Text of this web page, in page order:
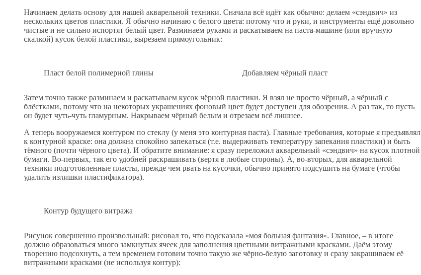
Начинаем делать основу для нашей акварельной техники. Сначала всё идёт как обычно: делаем «сэндвич» из
нескольких цветов пластики. Я обычно начинаю с белого цвета: потому что и руки, и инструменты ещё довольно
чистые и не сильно испортят белый цвет. Разминаем руками и раскатываем на паста-машине (или вручную
скалкой) кусок белой пластики, вырезаем прямоугольник:
Пласт белой полимерной глины Добавляем чёрный пласт
Затем точно также разминаем и раскатываем кусок чёрной пластики. Я взял не просто чёрный, а чёрный с
блёстками, потому что на некоторых украшениях фоновый цвет будет доступен для обозрения. А раз так, то пусть
он будет чуть-чуть гламурным. Накрываем чёрный белым и отрезаем всё лишнее.
А теперь вооружаемся контуром по стеклу (у меня это контурная паста). Главные требования, которые я предъявлял
к контурной краске: она должна спокойно запекаться (т.е. выдерживать температуру запекания пластики) и быть
тёмного (почти чёрного цвета). И обратите внимание: я сразу переложил акварельный «сэндвич» на кусок плотной
бумаги. Во-первых, так его удобней раскрашивать (вертя в любые стороны). А, во-вторых, для акварельной
техники подготовленные пласты, прежде чем рвать на кусочки, обычно принято подсушить на бумаге (чтобы
удалить излишки пластификатора).
Контур будущего витража
Рисунок совершенно произвольный: рисовал то, что подсказала «моя больная фантазия». Главное, – в итоге
должно образоваться много замкнутых ячеек для заполнения цветными витражными красками. Даём этому
творению подсохнуть, а тем временем готовим точно такую же чёрно-белую заготовку и сразу закрашиваем её
витражными красками (не используя контур):